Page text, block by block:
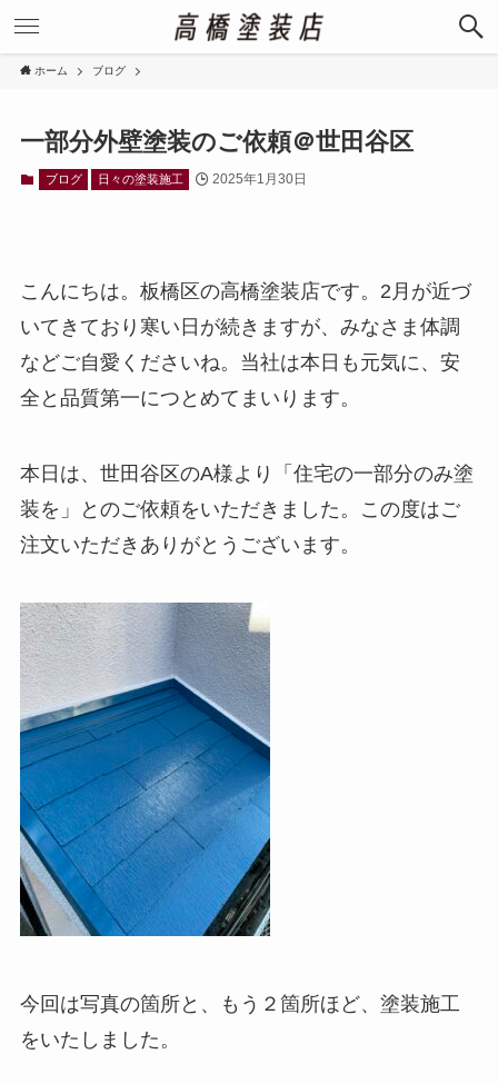
ホーム ブログ
一部分外壁塗装のご依頼＠世田谷区
ブログ 日々の塗装施工 2025年1月30日
こんにちは。板橋区の高橋塗装店です。2月が近づ
いてきており寒い日が続きますが、みなさま体調
などご自愛くださいね。当社は本日も元気に、安
全と品質第一につとめてまいります。
本日は、世田谷区のA様より「住宅の一部分のみ塗
装を」とのご依頼をいただきました。この度はご
注文いただきありがとうございます。
今回は写真の箇所と、もう２箇所ほど、塗装施工
をいたしました。